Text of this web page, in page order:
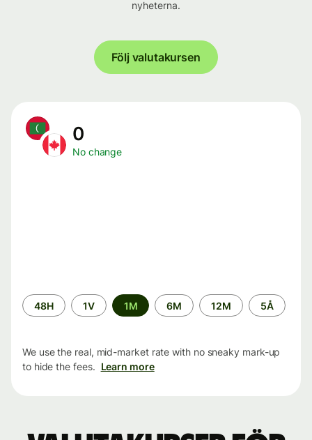
nyheterna.
Följ valutakursen
0
No change
Time
period
48H 1V 1M 6M 12M 5Å
We use the real, mid-market rate with no sneaky mark-up
to hide the fees. Learn more